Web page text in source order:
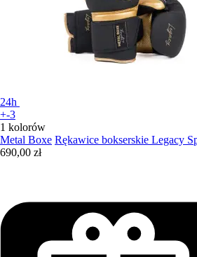
24h
+-3
1 kolorów
Metal Boxe Rękawice bokserskie Legacy
690,00 zł